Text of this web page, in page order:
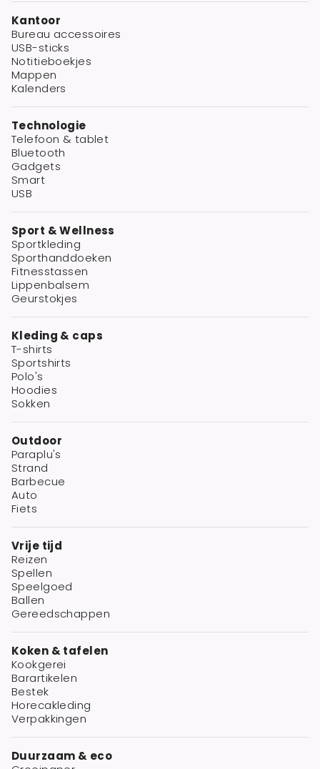
Kantoor
Bureau accessoires
USB-sticks
Notitieboekjes
Mappen
Kalenders
Technologie
Telefoon & tablet
Bluetooth
Gadgets
Smart
USB
Sport & Wellness
Sportkleding
Sporthanddoeken
Fitnesstassen
Lippenbalsem
Geurstokjes
Kleding & caps
T-shirts
Sportshirts
Polo's
Hoodies
Sokken
Outdoor
Paraplu's
Strand
Barbecue
Auto
Fiets
Vrije tijd
Reizen
Spellen
Speelgoed
Ballen
Gereedschappen
Koken & tafelen
Kookgerei
Barartikelen
Bestek
Horecakleding
Verpakkingen
Duurzaam & eco